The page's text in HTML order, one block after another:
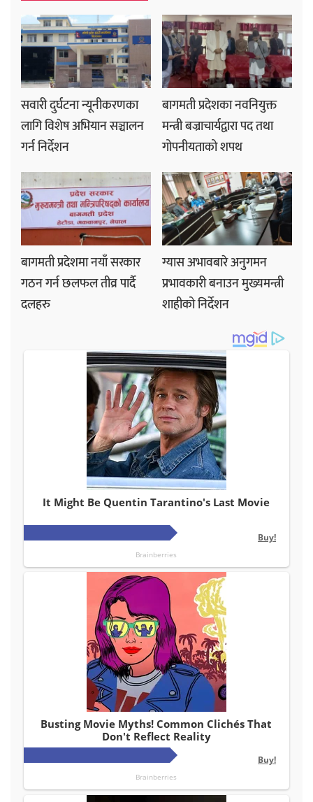
सवारी दुर्घटना न्यूनीकरणका
लागि विशेष अभियान सञ्चालन
गर्न निर्देशन
बागमती प्रदेशका नवनियुक्त
मन्त्री बज्राचार्यद्वारा पद तथा
गोपनीयताको शपथ
बागमती प्रदेशमा नयाँ सरकार
गठन गर्न छलफल तीव्र पार्दै
दलहरु
ग्यास अभावबारे अनुगमन
प्रभावकारी बनाउन मुख्यमन्त्री
शाहीको निर्देशन